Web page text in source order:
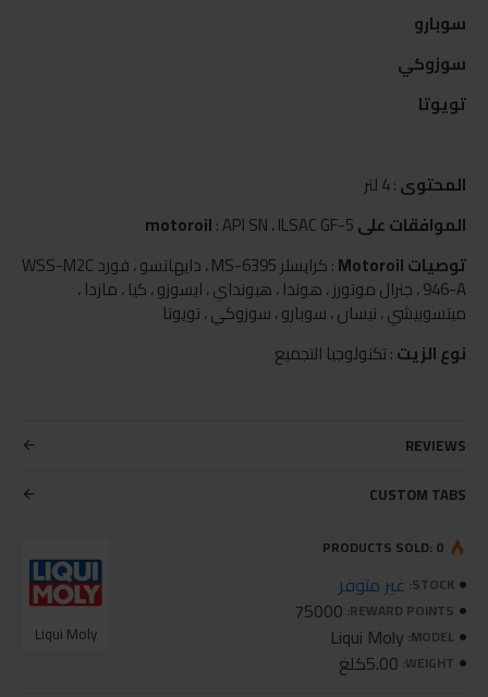
سوبارو
سوزوكي
تويوتا
المحتوى: 4 لتر
الموافقات على motoroil: API SN ، ILSAC GF-5
توصيات Motoroil
: كرايسلر MS-6395 ، دايهاتسو ، فورد WSS-M2C
946-A ، جنرال موتورز ، هوندا ، هيونداي ، ايسوزو ، كيا ، مازدا ،
ميتسوبيشي ، نيسان ، سوبارو ، سوزوكي ، تويوتا
نوع الزيت: تكنولوجيا التجميع
REVIEWS
CUSTOM TABS
STOCK: غير متوفر
REWARD POINTS:
75000
MODEL:
Liqui Moly
WEIGHT: 5.00كلغ
Liqui Moly
PRODUCTS SOLD: 0